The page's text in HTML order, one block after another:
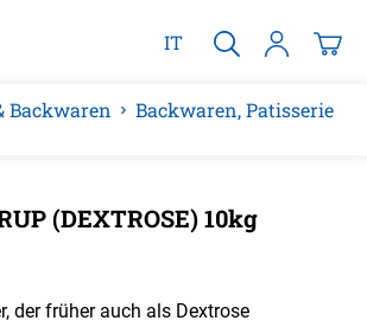
IT
Backwaren Backwaren, Patisserie
(DEXTROSE) 10kg
der früher auch als Dextrose